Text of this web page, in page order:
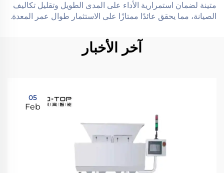
متينة لضمان استمرارية الأداء على المدى الطويل وتقليل تكاليف
الصيانة، مما يحقق عائدًا ممتازًا على الاستثمار طوال عمر المعدة.
آخر الأخبار
05
Feb